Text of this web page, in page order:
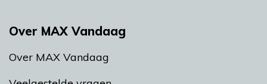
Over MAX Vandaag
Over MAX Vandaag